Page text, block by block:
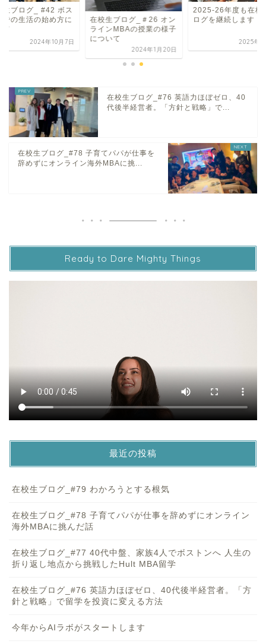
生ブログ_ #42 ボス
での生活の始め方に
て
2024年10月7日
在校生ブログ_＃26 オン
ラインMBAの授業の様子
について
2024年1月20日
2025-26年度も在校
ログを継続します！
2025年7
在校生ブログ_#76 英語力ほぼゼロ、40
代後半経営者。「方針と戦略」で...
在校生ブログ_#78 子育てパパが仕事を
辞めずにオンライン海外MBAに挑...
Ready to Dare Mighty Things
最近の投稿
在校生ブログ_#79 わかろうとする根気
在校生ブログ_#78 子育てパパが仕事を辞めずにオンライン
海外MBAに挑んだ話
在校生ブログ_#77 40代中盤、家族4人でボストンへ 人生の
折り返し地点から挑戦したHult MBA留学
在校生ブログ_#76 英語力ほぼゼロ、40代後半経営者。「方
針と戦略」で留学を投資に変える方法
今年からAIラボがスタートします